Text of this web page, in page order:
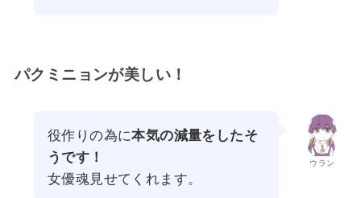
パクミニョンが美しい！
ウラン
役作りの為に本気の減量をしたそ
うです！
女優魂見せてくれます。